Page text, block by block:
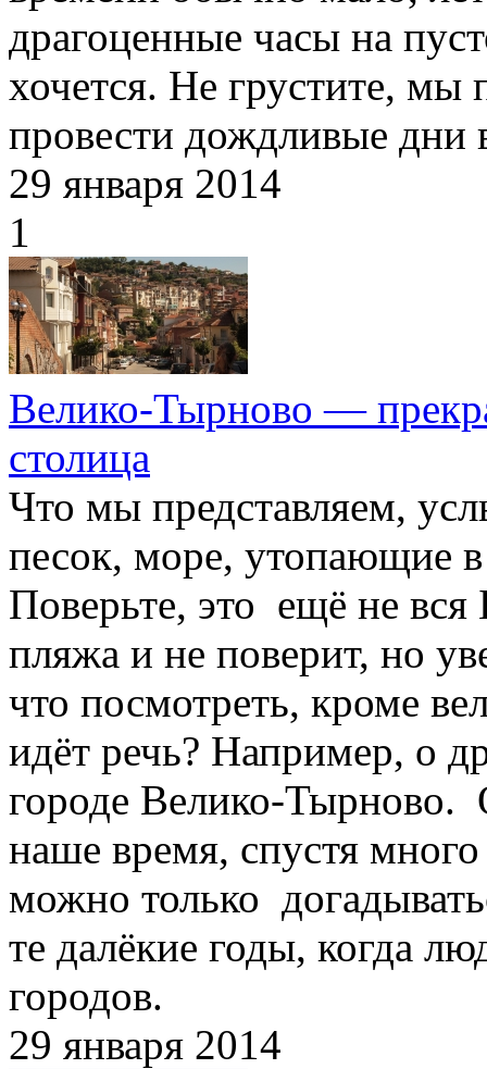
драгоценные часы на
хочется. Не грустите, мы
провести дождливые дни
29 января 2014
1
Велико-Тырново —
столица
Что мы представляем,
песок, море, утопающие
Поверьте, это ещё не
пляжа и не поверит, но
что посмотреть, кроме
идёт речь? Например, о
городе Велико-Тырново.
наше время, спустя много
можно только
те далёкие годы, когда
городов.
29 января 2014